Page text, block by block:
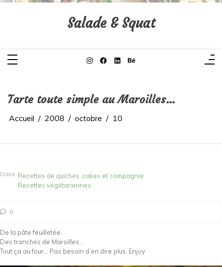
Aller
Salade & Squat
Tarte toute simple au Maroilles…
Accueil 2008 octobre 10
Dans Recettes de quiches, cakes et compagnie
Recettes végétariennes
0
De la pâte feuilletée…
Des tranches de Maroilles…
Tout ça au four… Pas besoin d’en dire plus. Enjoy.